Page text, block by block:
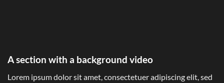
A section with a background video
Lorem ipsum dolor sit amet, consectetuer adipiscing elit, sed